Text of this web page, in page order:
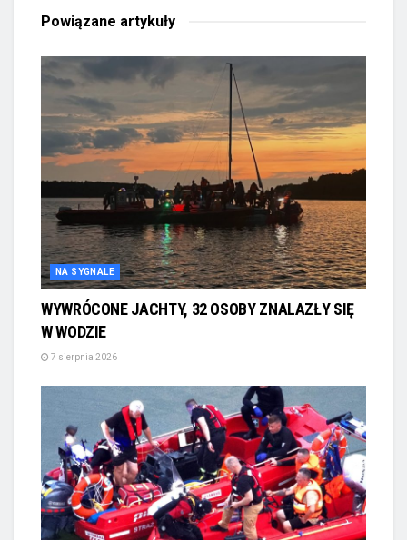
Powiązane artykuły
NA SYGNALE
WYWRÓCONE JACHTY, 32 OSOBY ZNALAZŁY SIĘ
W WODZIE
7 sierpnia 2026